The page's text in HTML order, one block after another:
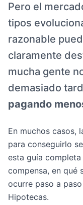
Pero el
tipos
razonable
claramente
mucha gente
demasiado
pagando
En muchos casos,
para conseguirlo
esta guía
compensa, en qué
ocurre paso a
Hipotecas.